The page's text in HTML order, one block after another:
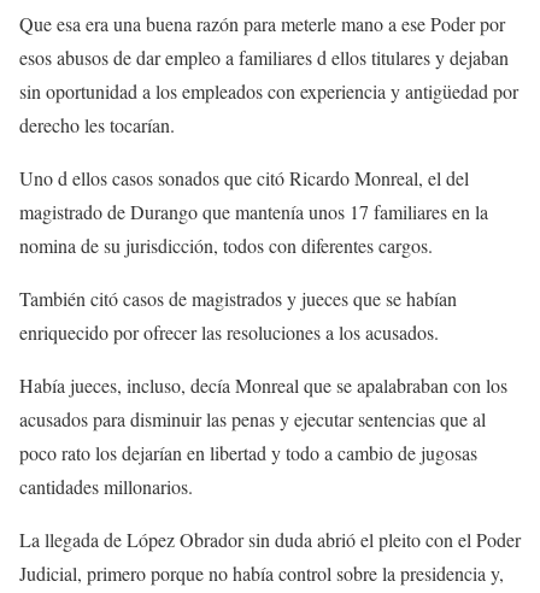
Que esa era una buena razón para meterle mano a ese Poder por
esos abusos de dar empleo a familiares d ellos titulares y dejaban
sin oportunidad a los empleados con experiencia y antigüedad por
derecho les tocarían.
Uno d ellos casos sonados que citó Ricardo Monreal, el del
magistrado de Durango que mantenía unos 17 familiares en la
nomina de su jurisdicción, todos con diferentes cargos.
También citó casos de magistrados y jueces que se habían
enriquecido por ofrecer las resoluciones a los acusados.
Había jueces, incluso, decía Monreal que se apalabraban con los
acusados para disminuir las penas y ejecutar sentencias que al
poco rato los dejarían en libertad y todo a cambio de jugosas
cantidades millonarios.
La llegada de López Obrador sin duda abrió el pleito con el Poder
Judicial, primero porque no había control sobre la presidencia y,